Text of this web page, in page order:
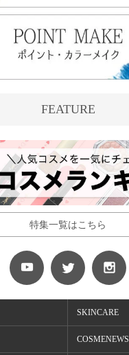
FEATURE
特集一覧はこちら
SKINCARE
COSMENEWS